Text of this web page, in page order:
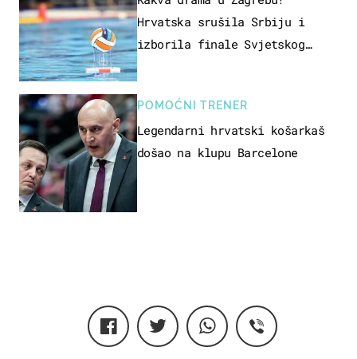
Hrvatska srušila Srbiju i
izborila finale Svjetskog
POMOĆNI TRENER
Legendarni hrvatski košarkaš
došao na klupu Barcelone